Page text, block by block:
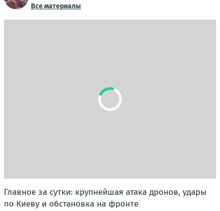
Все материалы
Главное за сутки: крупнейшая атака дронов, удары
по Киеву и обстановка на фронте